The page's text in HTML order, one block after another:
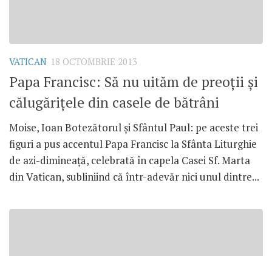
VATICAN 18 OCTOMBRIE 2013
Papa Francisc: Să nu uităm de preoţii şi
călugăriţele din casele de bătrâni
Moise, Ioan Botezătorul şi Sfântul Paul: pe aceste trei
figuri a pus accentul Papa Francisc la Sfânta Liturghie
de azi-dimineaţă, celebrată în capela Casei Sf. Marta
din Vatican, subliniind că într-adevăr nici unul dintre...